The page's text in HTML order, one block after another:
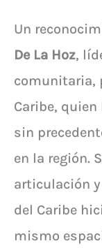
Un
De La Hoz,
comunitaria,
Caribe,
sin
en la región.
articulación
del Caribe
mismo